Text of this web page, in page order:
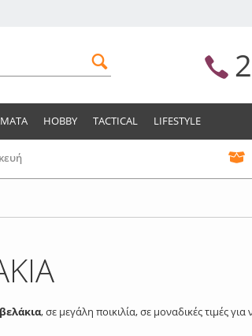
HOBBY TACTICAL LIFESTYLE
βελάκια, σε μεγάλη ποικιλία, σε μοναδικές τιμές για